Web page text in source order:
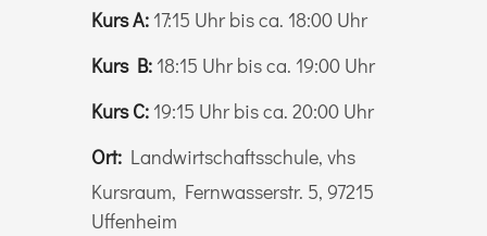
Kurs A: 17:15 Uhr bis ca. 18:00 Uhr
Kurs B: 18:15 Uhr bis ca. 19:00 Uhr
Kurs C: 19:15 Uhr bis ca. 20:00 Uhr
Ort: Landwirtschaftsschule, vhs
Kursraum, Fernwasserstr. 5, 97215
Uffenheim